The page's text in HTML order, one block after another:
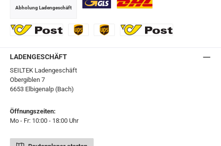
Abholung Ladengeschäft
LADENGESCHÄFT
SEILTEK Ladengeschäft
Obergiblen 7
6653 Elbigenalp (Bach)
Öffnungszeiten:
Mo - Fr: 10:00 - 18:00 Uhr